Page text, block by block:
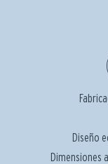
Diseño
Dimensiones